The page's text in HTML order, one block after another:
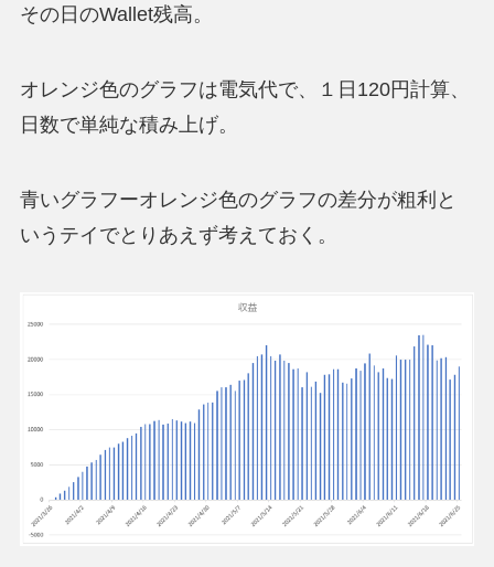
その日のWallet残高。
オレンジ色のグラフは電気代で、１日120円計算、
日数で単純な積み上げ。
青いグラフーオレンジ色のグラフの差分が粗利と
いうテイでとりあえず考えておく。